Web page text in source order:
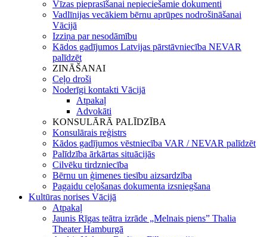
Vīzas pieprasīšanai nepieciešamie dokumenti
Vadlīnijas vecākiem bērnu aprūpes nodrošināšanai
Vācijā
Izziņa par nesodāmību
Kādos gadījumos Latvijas pārstāvniecība NEVAR
palīdzēt
ZINĀŠANAI
Ceļo droši
Noderīgi kontakti Vācijā
Atpakaļ
Advokāti
KONSULĀRĀ PALĪDZĪBA
Konsulārais reģistrs
Kādos gadījumos vēstniecība VAR / NEVAR palīdzēt
Palīdzība ārkārtas situācijās
Cilvēku tirdzniecība
Bērnu un ģimenes tiesību aizsardzība
Pagaidu ceļošanas dokumenta izsniegšana
Kultūras norises Vācijā
Atpakaļ
Jaunis Rīgas teātra izrāde „Melnais piens” Thalia
Theater Hamburgā